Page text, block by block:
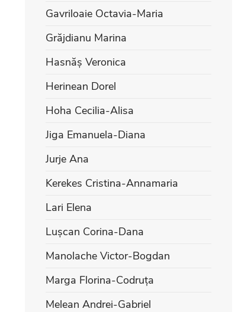
Gavriloaie Octavia-Maria
Grăjdianu Marina
Hasnăș Veronica
Herinean Dorel
Hoha Cecilia-Alisa
Jiga Emanuela-Diana
Jurje Ana
Kerekes Cristina-Annamaria
Lari Elena
Lușcan Corina-Dana
Manolache Victor-Bogdan
Marga Florina-Codruța
Melean Andrei-Gabriel